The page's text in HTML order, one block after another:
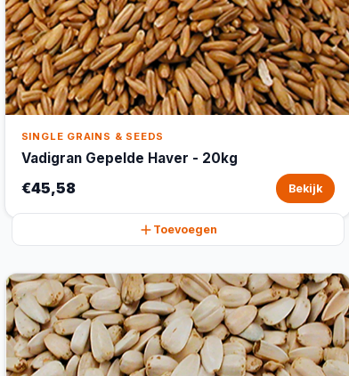
SINGLE GRAINS & SEEDS
Vadigran Gepelde Haver - 20kg
€45,58 Bekijk
Toevoegen